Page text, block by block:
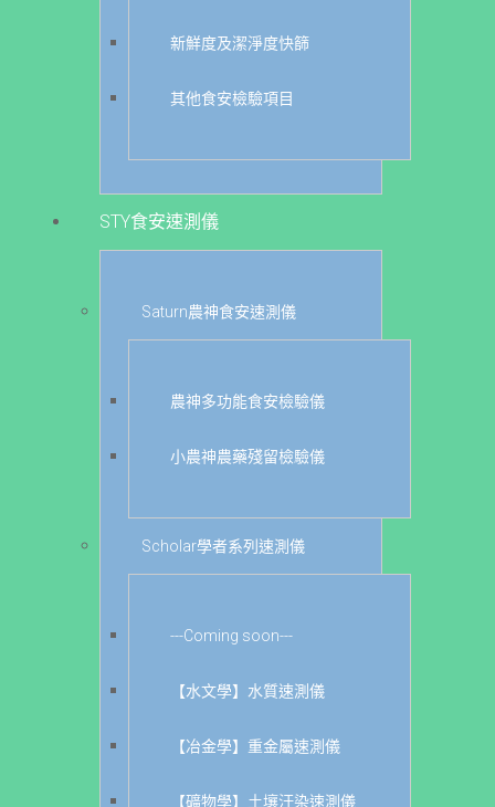
新鮮度及潔淨度快篩
其他食安檢驗項目
STY食安速測儀
Saturn農神食安速測儀
農神多功能食安檢驗儀
小農神農藥殘留檢驗儀
Scholar學者系列速測儀
---Coming soon---
【水文學】水質速測儀
【冶金學】重金屬速測儀
【礦物學】土壤汙染速測儀